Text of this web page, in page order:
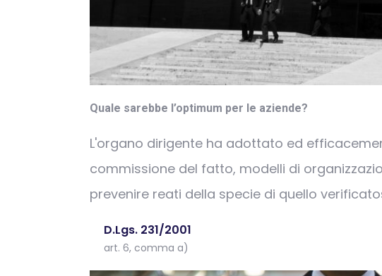
Quale sarebbe l’optimum per le aziende?
L'organo dirigente ha adottato ed
commissione del fatto, modelli di
prevenire reati della specie di quello
D.Lgs. 231/2001
art. 6, comma a)